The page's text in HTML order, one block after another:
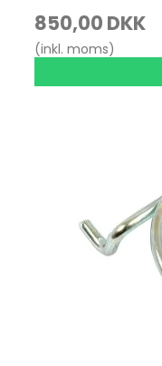
850,00 DKK
(inkl. moms)